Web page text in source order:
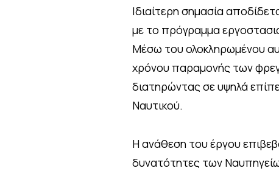
Ιδιαίτερη σημασία
με το πρόγραμμα
Μέσω του ολοκληρωμένου
χρόνου παραμονής των
διατηρώντας σε υψηλά
Ναυτικού.
Η ανάθεση του έργου
δυνατότητες των